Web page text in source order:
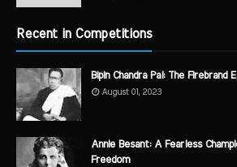
Recent in Competitions
Bipin Chandra Pal: The
August 01, 2023
Annie Besant: A Fearless
Freedom